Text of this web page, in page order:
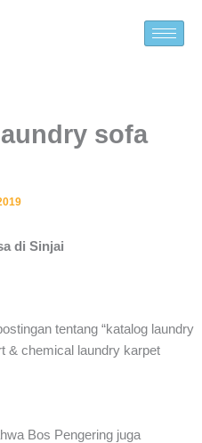
sofa
di Sinjai
tentang “katalog laundry
& chemical laundry karpet
Bos Pengering juga